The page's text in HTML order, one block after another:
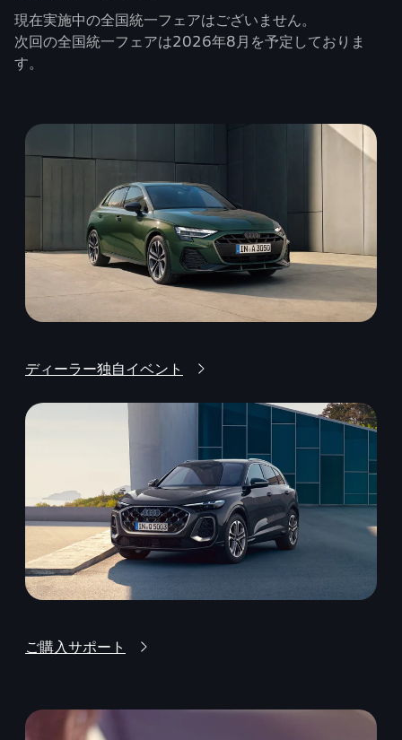
現在実施中の全国統一フェアはございません。
次回の全国統一フェアは2026年8月を予定しておりま
す。
ディーラー独自イベント
ご購入サポート